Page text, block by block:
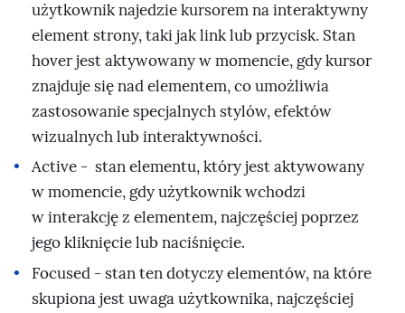
użytkownik najedzie kursorem na interaktywny
element strony, taki jak link lub przycisk. Stan
hover jest aktywowany w momencie, gdy kursor
znajduje się nad elementem, co umożliwia
zastosowanie specjalnych stylów, efektów
wizualnych lub interaktywności.
Active - stan elementu, który jest aktywowany
w momencie, gdy użytkownik wchodzi
w interakcję z elementem, najczęściej poprzez
jego kliknięcie lub naciśnięcie.
Focused - stan ten dotyczy elementów, na które
skupiona jest uwaga użytkownika, najczęściej